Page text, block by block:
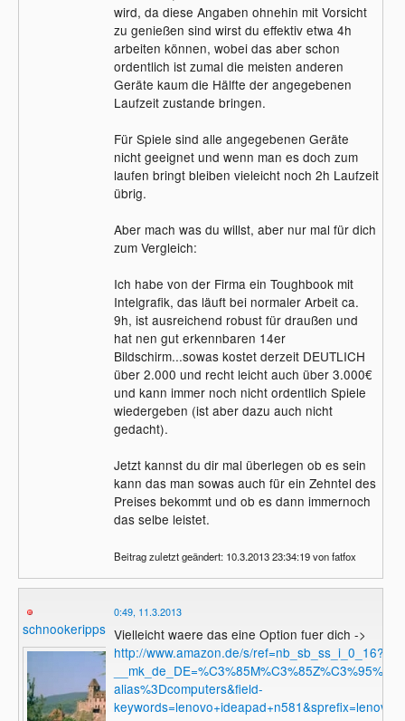
wird, da diese Angaben ohnehin mit Vorsicht
zu genießen sind wirst du effektiv etwa 4h
arbeiten können, wobei das aber schon
ordentlich ist zumal die meisten anderen
Geräte kaum die Hälfte der angegebenen
Laufzeit zustande bringen.
Für Spiele sind alle angegebenen Geräte
nicht geeignet und wenn man es doch zum
laufen bringt bleiben vieleicht noch 2h Laufzeit
übrig.
Aber mach was du willst, aber nur mal für dich
zum Vergleich:
Ich habe von der Firma ein Toughbook mit
Intelgrafik, das läuft bei normaler Arbeit ca.
9h, ist ausreichend robust für draußen und
hat nen gut erkennbaren 14er
Bildschirm...sowas kostet derzeit DEUTLICH
über 2.000 und recht leicht auch über 3.000€
und kann immer noch nicht ordentlich Spiele
wiedergeben (ist aber dazu auch nicht
gedacht).
Jetzt kannst du dir mal überlegen ob es sein
kann das man sowas auch für ein Zehntel des
Preises bekommt und ob es dann immernoch
das selbe leistet.
Beitrag zuletzt geändert: 10.3.2013 23:34:19 von fatfox
schnookerippsche
0:49, 11.3.2013
Vielleicht waere das eine Option fuer dich ->
http://www.amazon.de/s/ref=nb_sb_ss_i_0_16?
alias%3Dcomputers&field-